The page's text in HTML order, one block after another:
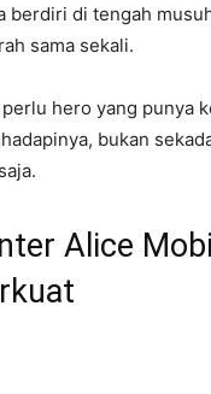
berdiri di tengah
sama sekali.
hero yang punya
bukan
Alice